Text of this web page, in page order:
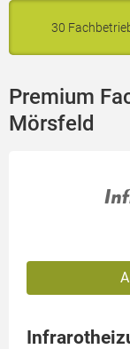
30
Premium
Mörsfeld